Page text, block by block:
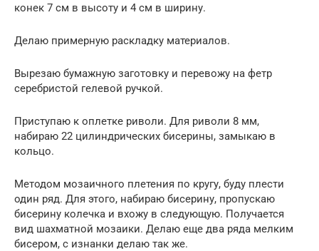
конек 7 см в высоту и 4 см в ширину.
Делаю примерную раскладку материалов.
Вырезаю бумажную заготовку и перевожу на фетр
серебристой гелевой ручкой.
Приступаю к оплетке риволи. Для риволи 8 мм,
набираю 22 цилиндрических бисерины, замыкаю в
кольцо.
Методом мозаичного плетения по кругу, буду плести
один ряд. Для этого, набираю бисерину, пропускаю
бисерину колечка и вхожу в следующую. Получается
вид шахматной мозаики. Делаю еще два ряда мелким
бисером, с изнанки делаю так же.